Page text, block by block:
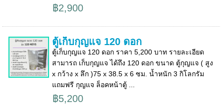
฿2,900
ตู้เก็บกุญแจ 120 ดอก
ตู้เก็บกุญแจ 120 ดอก ราคา 5,200 บาท รายละเอียด
สามารถ เก็บกุญแจ ได้ถึง 120 ดอก ขนาด ตู้กุญแจ ( สูง
x กว้าง x ลึก )75 x 38.5 x 6 ซม. น้ำหนัก 3 กิโลกรัม
แถมฟรี กุญแจ ล็อคหน้าตู้ ...
฿5,200